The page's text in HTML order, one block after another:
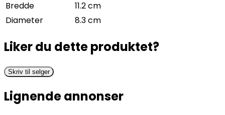
Bredde
11.2 cm
Diameter
8.3 cm
Liker du dette produktet?
Skriv til selger
Lignende annonser